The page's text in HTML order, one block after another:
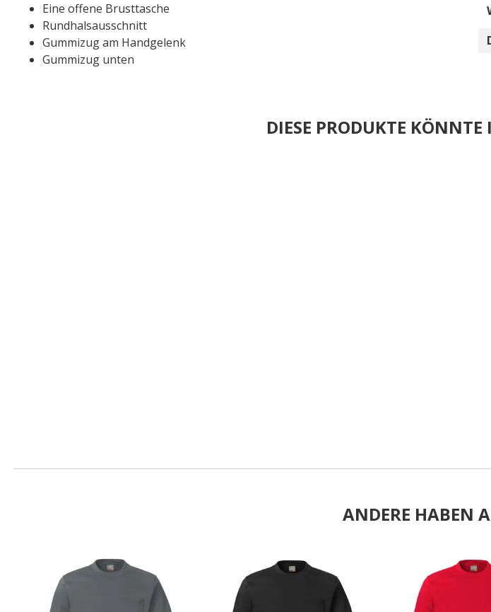
Eine offene Brusttasche
Rundhalsausschnitt
Gummizug am Handgelenk
Gummizug unten
DIESE PRODUKTE
ANDERE HABEN